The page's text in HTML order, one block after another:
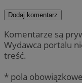
Dodaj komentarz
Komentarze są
Wydawca portalu
treść.
* pola obowiązkowe